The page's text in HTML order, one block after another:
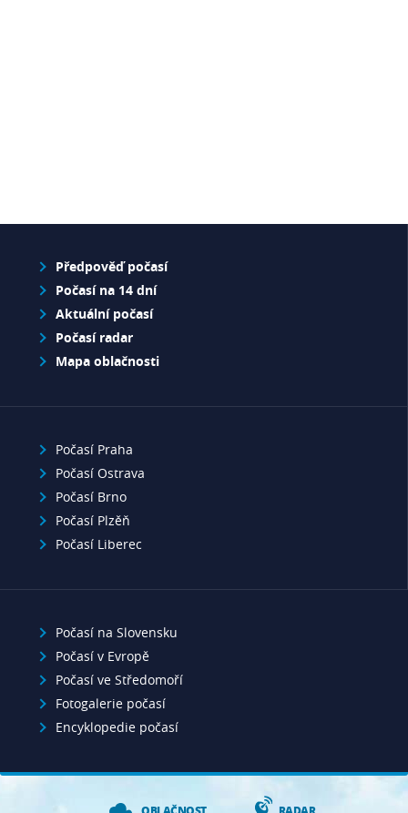
Předpověď počasí
Počasí na 14 dní
Aktuální počasí
Počasí radar
Mapa oblačnosti
Počasí Praha
Počasí Ostrava
Počasí Brno
Počasí Plzěň
Počasí Liberec
Počasí na Slovensku
Počasí v Evropě
Počasí ve Středomoří
Fotogalerie počasí
Encyklopedie počasí